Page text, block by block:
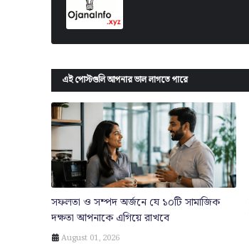
এই পোস্টগুলি আপনার ভাল লাগতে পারে
সফলতা ও সম্পদ অর্জনে যে ১০টি সামাজিক
দক্ষতা আপনাকে এগিয়ে রাখবে
August 01, 2026